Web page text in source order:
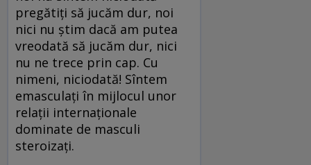
pregătiți să jucăm dur, noi
nici nu știm dacă am putea
vreodată să jucăm dur, nici
nu ne trece prin cap. Cu
nimeni, niciodată! Sîntem
emasculați în mijlocul unor
relații internaționale
dominate de masculi
steroizați.